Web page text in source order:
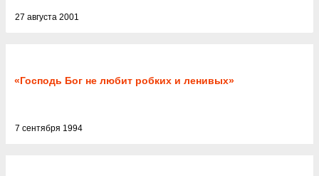
27 августа 2001
«Господь Бог не любит робких и ленивых»
7 сентября 1994